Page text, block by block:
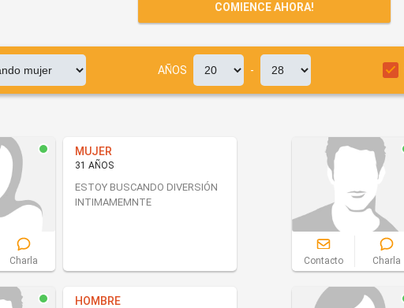
COMIENCE AHORA!
AÑOS -
Charla
MUJER
31 AÑOS
ESTOY BUSCANDO DIVERSIÓN
INTIMAMEMNTE
Contacto Charla
HOMBRE